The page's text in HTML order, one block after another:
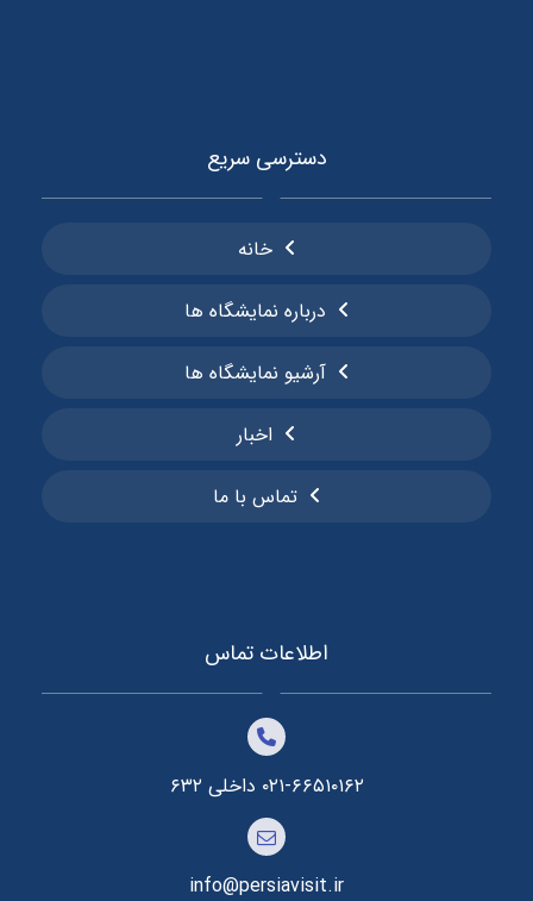
دسترسی سریع
خانه
درباره نمایشگاه ها
آرشیو نمایشگاه ها
اخبار
تماس با ما
اطلاعات تماس
۰۲۱-۶۶۵۱۰۱۶۲ داخلی ۶۳۲
info@persiavisit.ir